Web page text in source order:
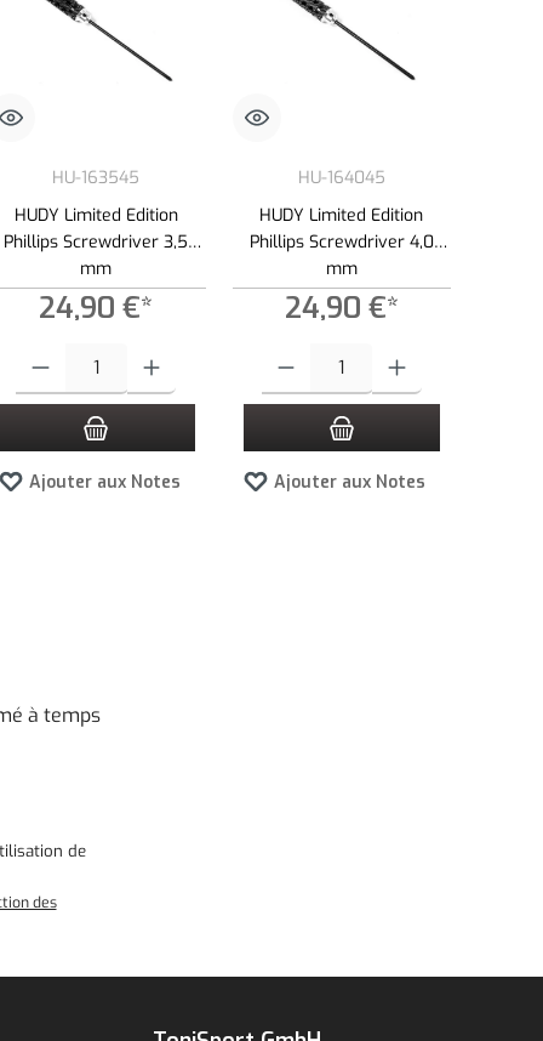
HU-163545
HUDY Limited Edition
Phillips Screwdriver 3,5
mm
24,90 €*
Ajouter aux Notes
HU-164045
HUDY Limited Edition
Phillips Screwdriver 4,0
mm
24,90 €*
Ajouter aux Notes
à temps
de
des